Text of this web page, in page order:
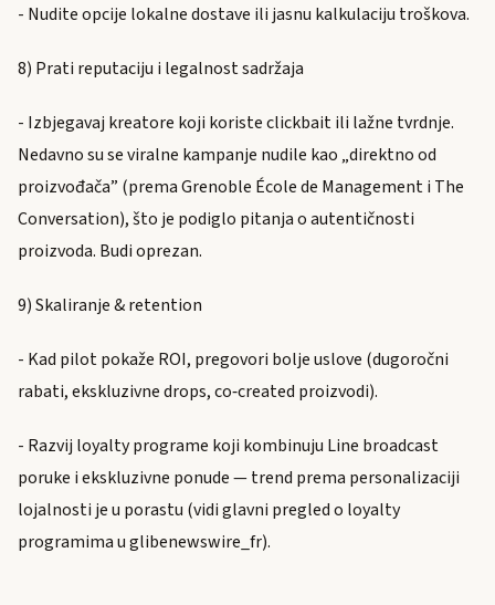
- Nudite opcije lokalne dostave ili jasnu kalkulaciju troškova.
8) Prati reputaciju i legalnost sadržaja
- Izbjegavaj kreatore koji koriste clickbait ili lažne tvrdnje.
Nedavno su se viralne kampanje nudile kao „direktno od
proizvođača” (prema Grenoble École de Management i The
Conversation), što je podiglo pitanja o autentičnosti
proizvoda. Budi oprezan.
9) Skaliranje & retention
- Kad pilot pokaže ROI, pregovori bolje uslove (dugoročni
rabati, ekskluzivne drops, co‑created proizvodi).
- Razvij loyalty programe koji kombinuju Line broadcast
poruke i ekskluzivne ponude — trend prema personalizaciji
lojalnosti je u porastu (vidi glavni pregled o loyalty
programima u glibenewswire_fr).